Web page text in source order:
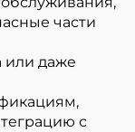
части
или даже
с